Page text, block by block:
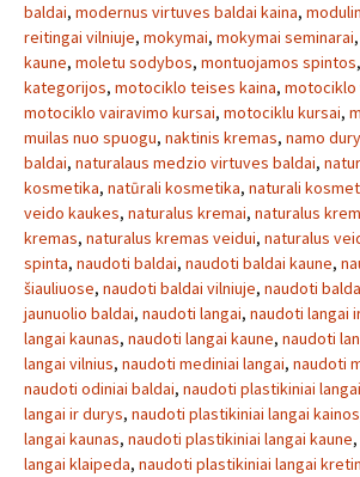
baldai, modernus virtuves baldai kaina,
reitingai vilniuje, mokymai, mokymai seminarai,
kaune, moletu sodybos, montuojamos spintos,
kategorijos, motociklo teises kaina, motociklo
motociklo vairavimo kursai, motociklu kursai,
muilas nuo spuogu, naktinis kremas, namo
baldai, naturalaus medzio virtuves baldai,
kosmetika, natūrali kosmetika, naturali
veido kaukes, naturalus kremai, naturalus
kremas, naturalus kremas veidui, naturalus
spinta, naudoti baldai, naudoti baldai kaune,
šiauliuose, naudoti baldai vilniuje, naudoti
jaunuolio baldai, naudoti langai, naudoti langai
langai kaunas, naudoti langai kaune, naudoti
langai vilnius, naudoti mediniai langai, naudoti
naudoti odiniai baldai, naudoti plastikiniai langai
langai ir durys, naudoti plastikiniai langai kainos
langai kaunas, naudoti plastikiniai langai kaune,
langai klaipeda, naudoti plastikiniai langai